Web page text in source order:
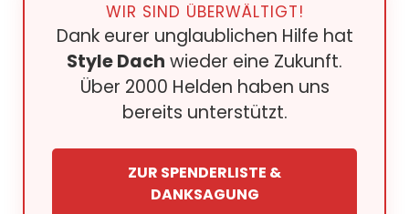
WIR SIND ÜBERWÄLTIGT!
Dank eurer unglaublichen Hilfe hat
Style Dach wieder eine Zukunft.
Über 2000 Helden haben uns
bereits unterstützt.
ZUR SPENDERLISTE &
DANKSAGUNG